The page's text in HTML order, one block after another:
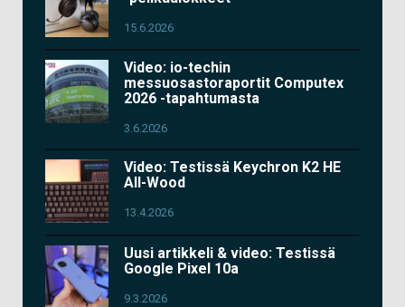
15.6.2026
Video: io-techin
messuosastoraportit Computex
2026 -tapahtumasta
3.6.2026
Video: Testissä Keychron K2 HE
All-Wood
13.4.2026
Uusi artikkeli & video: Testissä
Google Pixel 10a
9.3.2026